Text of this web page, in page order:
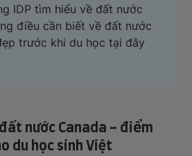
IDP tìm hiểu về đất nước
điều cần biết về đất nước
trước khi du học tại đây
nước Canada - điểm
du học sinh Việt